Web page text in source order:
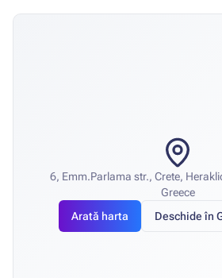
6, Emm.Parlama str., Crete,
Greece
Arată harta
Deschide în